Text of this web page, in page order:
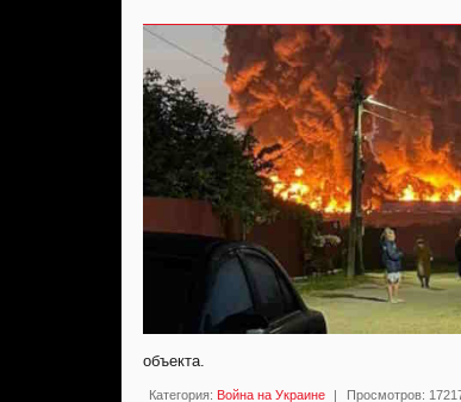
объекта.
Категория: Война на Украине | Просмотров: